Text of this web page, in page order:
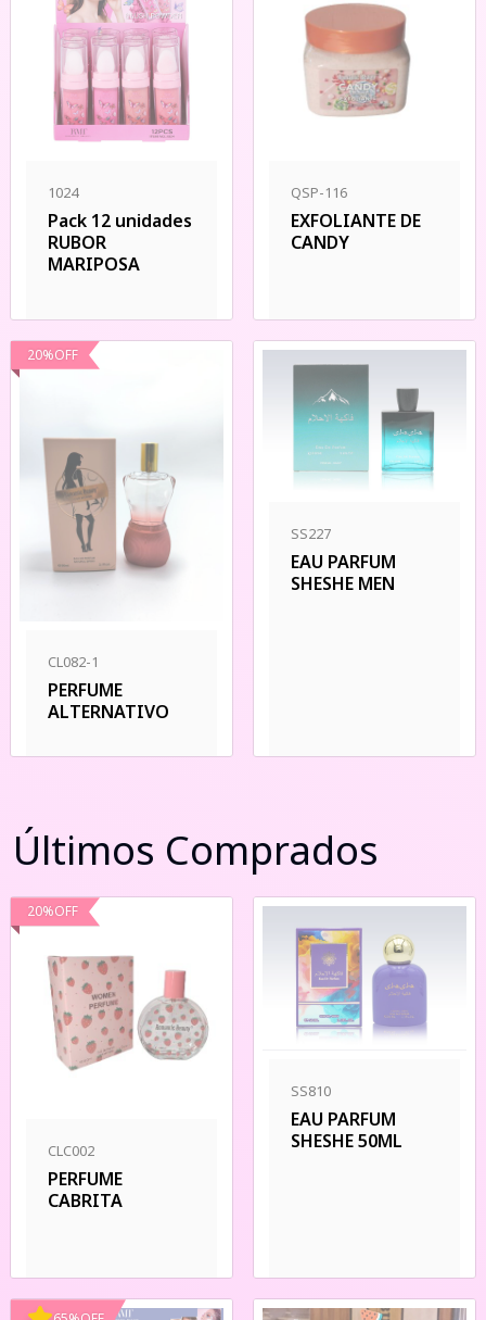
1024
Pack 12 unidades
RUBOR
MARIPOSA
QSP-116
EXFOLIANTE DE
CANDY
20%OFF
CL082-1
PERFUME
ALTERNATIVO
SS227
EAU PARFUM
SHESHE MEN
Últimos Comprados
20%OFF
CLC002
PERFUME
CABRITA
SS810
EAU PARFUM
SHESHE 50ML